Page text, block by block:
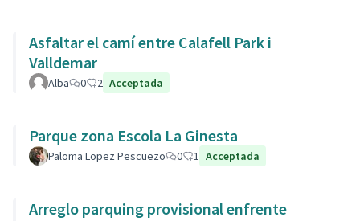
Asfaltar el camí entre Calafell Park i
Valldemar
Alba 0 2 Acceptada
Parque zona Escola La Ginesta
Paloma Lopez Pescuezo 0 1 Acceptada
Arreglo parquing provisional enfrente